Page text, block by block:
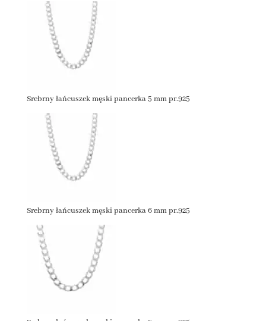
Srebrny łańcuszek męski pancerka 5 mm pr.925
Srebrny łańcuszek męski pancerka 6 mm pr.925